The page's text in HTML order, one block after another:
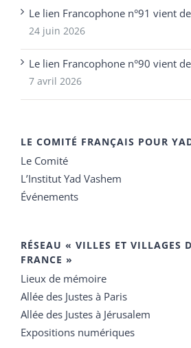
Le lien Francophone n°91 vient
24 juin 2026
Le lien Francophone n°90 vient
7 avril 2026
LE COMITÉ FRANÇAIS POUR
Le Comité
L’Institut Yad Vashem
Événements
RÉSEAU « VILLES ET VILLAGES
FRANCE »
Lieux de mémoire
Allée des Justes à Paris
Allée des Justes à Jérusalem
Expositions numériques